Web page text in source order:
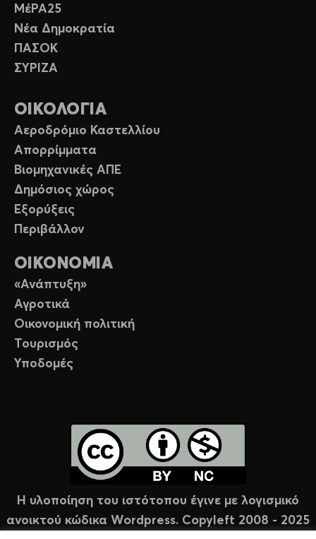
ΜέΡΑ25
Νέα Δημοκρατία
ΠΑΣΟΚ
ΣΥΡΙΖΑ
ΟΙΚΟΛΟΓΙΑ
Αεροδρόμιο Καστελλίου
Απορρίμματα
Βιομηχανικές ΑΠΕ
Δημόσιος χώρος
Εξορύξεις
Περιβάλλον
ΟΙΚΟΝΟΜΙΑ
«Ανάπτυξη»
Αγροτικά
Οικονομική πολιτική
Τουρισμός
Υποδομές
Η υλοποίηση του ιστότοπου έγινε με λογισμικό
ανοικτού κώδικα Wordpress. Copyleft 2008 - 2025